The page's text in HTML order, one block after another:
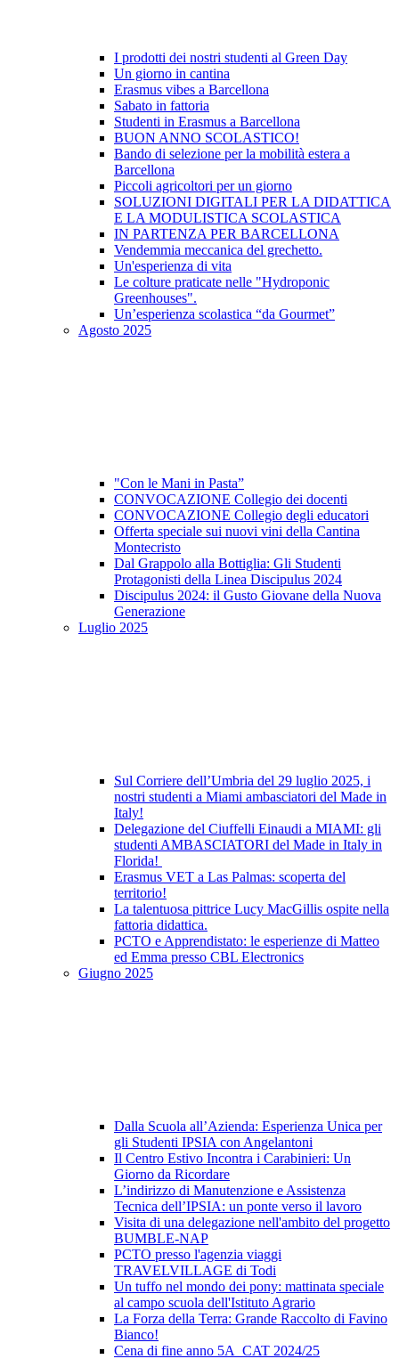
I prodotti dei nostri studenti al Green Day
Un giorno in cantina
Erasmus vibes a Barcellona
Sabato in fattoria
Studenti in Erasmus a Barcellona
BUON ANNO SCOLASTICO!
Bando di selezione per la mobilità estera a
Barcellona
Piccoli agricoltori per un giorno
SOLUZIONI DIGITALI PER LA DIDATTICA
E LA MODULISTICA SCOLASTICA
IN PARTENZA PER BARCELLONA
Vendemmia meccanica del grechetto.
Un'esperienza di vita
Le colture praticate nelle "Hydroponic
Greenhouses".
Un’esperienza scolastica “da Gourmet”
Agosto 2025
"Con le Mani in Pasta”
CONVOCAZIONE Collegio dei docenti
CONVOCAZIONE Collegio degli educatori
Offerta speciale sui nuovi vini della Cantina
Montecristo
Dal Grappolo alla Bottiglia: Gli Studenti
Protagonisti della Linea Discipulus 2024
Discipulus 2024: il Gusto Giovane della Nuova
Generazione
Luglio 2025
Sul Corriere dell’Umbria del 29 luglio 2025, i
nostri studenti a Miami ambasciatori del Made in
Italy!
Delegazione del Ciuffelli Einaudi a MIAMI: gli
studenti AMBASCIATORI del Made in Italy in
Florida!
Erasmus VET a Las Palmas: scoperta del
territorio!
La talentuosa pittrice Lucy MacGillis ospite nella
fattoria didattica.
PCTO e Apprendistato: le esperienze di Matteo
ed Emma presso CBL Electronics
Giugno 2025
Dalla Scuola all’Azienda: Esperienza Unica per
gli Studenti IPSIA con Angelantoni
Il Centro Estivo Incontra i Carabinieri: Un
Giorno da Ricordare
L’indirizzo di Manutenzione e Assistenza
Tecnica dell’IPSIA: un ponte verso il lavoro
Visita di una delegazione nell'ambito del progetto
BUMBLE-NAP
PCTO presso l'agenzia viaggi
TRAVELVILLAGE di Todi
Un tuffo nel mondo dei pony: mattinata speciale
al campo scuola dell'Istituto Agrario
La Forza della Terra: Grande Raccolto di Favino
Bianco!
Cena di fine anno 5A_CAT 2024/25